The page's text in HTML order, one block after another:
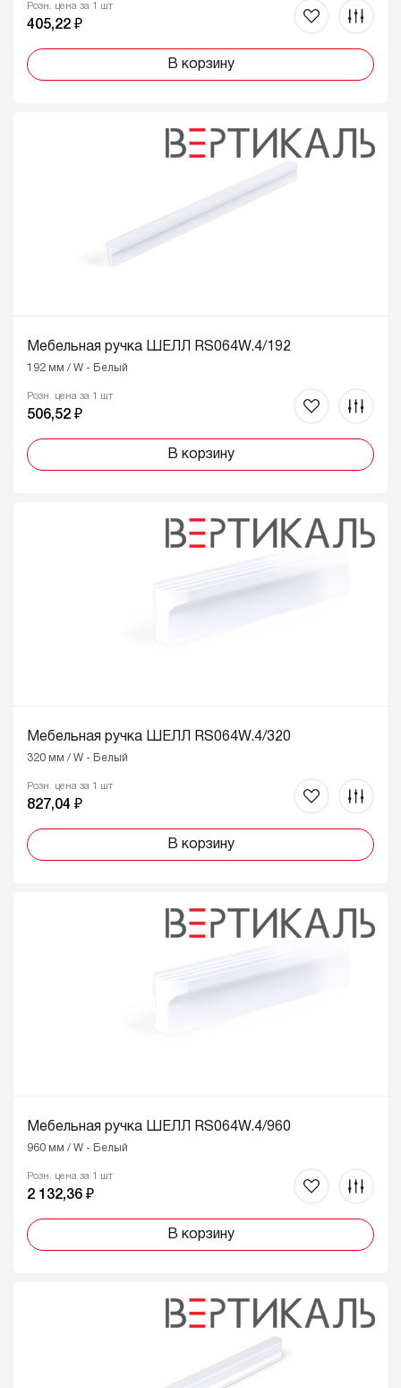
Розн. цена за 1 шт
405,22 ₽
В корзину
Мебельная ручка ШЕЛЛ RS064W.4/192
192 мм / W - Белый
Розн. цена за 1 шт
506,52 ₽
В корзину
Мебельная ручка ШЕЛЛ RS064W.4/320
320 мм / W - Белый
Розн. цена за 1 шт
827,04 ₽
В корзину
Мебельная ручка ШЕЛЛ RS064W.4/960
960 мм / W - Белый
Розн. цена за 1 шт
2 132,36 ₽
В корзину